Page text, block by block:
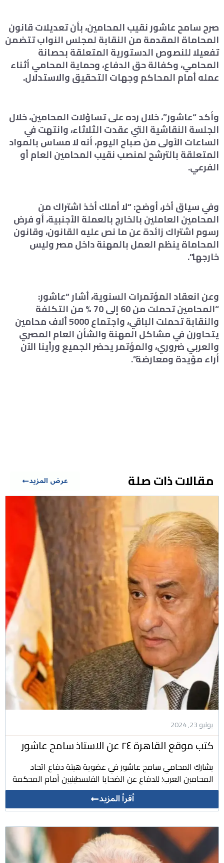
صرح سامح عاشور نقيب المحامين، بأن تعديلات قانون
المحاماة المقدمة من النقابة لمجلس النواب تتضمن
تفعيلا للنصوص الدستورية المتعلقة بحصانة
المحامي، وكفالة حق الدفاع، وحماية المحامي أثناء
عمله أمام المحاكم وجهات التحقيق والاستدلال.
وأكد “عاشور”، خلال رده على تساؤلات المحامين، خلال
الجلسة النقاشية التي عقدت الثلاثاء، وانتهت في
الساعات الأولى من صباح اليوم، أنه لا مساس بالمواد
المتعلقة بالترشح لمنصب نقيب المحامين العام أو
الفرعي.
وفي سياق أخر، أوضح: “لا أملك أخذ اشتراك من
المحامين العاملين بالخارج بالعملة الأجنبية، أو فرض
رسوم اشتراك زائدة عن ما نص عليه القانون، وقانون
المحاماة ينظم العمل بالمهنة داخل مصر وليس
خارجها”.
وعن انعقاد المؤتمرات السنوية، أشار “عاشور:
“المحامين تحملت من 60 إلى 70 % من التكلفة
والنقابة تحملت الباقي، واجتماع 5000 ألاف محامين
يتحاورن في مشاكل المهنة والشأن العام المصري
والعربي ضروري، والمؤتمر يحضر الجميع ورأينا الآن
أراء مؤيدة ومعارضة”.
مقالات ذات صلة عرض المزيد
يونيو 23, 2024
كتب موقع القاهرة ٢٤ عن الاستاذ سامح عاشور
يشارك المحامي سامح عاشور في عضوية هيئة دفاع اتحاد
المحامين العرب؛ للدفاع عن الضحايا الفلسطينيين أمام المحكمة
أقرأ المزيد